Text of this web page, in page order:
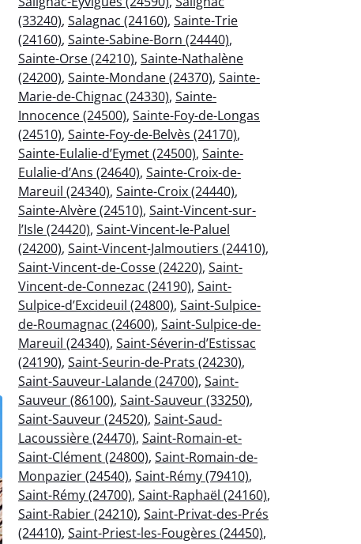
(33240), Salagnac (24160), Sainte-Trie
(24160), Sainte-Sabine-Born (24440),
Sainte-Orse (24210), Sainte-Nathalène
(24200), Sainte-Mondane (24370), Sainte-
Marie-de-Chignac (24330), Sainte-
Innocence (24500), Sainte-Foy-de-Longas
(24510), Sainte-Foy-de-Belvès (24170),
Sainte-Eulalie-d’Eymet (24500), Sainte-
Eulalie-d’Ans (24640), Sainte-Croix-de-
Mareuil (24340), Sainte-Croix (24440),
Sainte-Alvère (24510), Saint-Vincent-sur-
l’Isle (24420), Saint-Vincent-le-Paluel
(24200), Saint-Vincent-Jalmoutiers (24410),
Saint-Vincent-de-Cosse (24220), Saint-
Vincent-de-Connezac (24190), Saint-
Sulpice-d’Excideuil (24800), Saint-Sulpice-
de-Roumagnac (24600), Saint-Sulpice-de-
Mareuil (24340), Saint-Séverin-d’Estissac
(24190), Saint-Seurin-de-Prats (24230),
Saint-Sauveur-Lalande (24700), Saint-
Sauveur (86100), Saint-Sauveur (33250),
Saint-Sauveur (24520), Saint-Saud-
Lacoussière (24470), Saint-Romain-et-
Saint-Clément (24800), Saint-Romain-de-
Monpazier (24540), Saint-Rémy (79410),
Saint-Rémy (24700), Saint-Raphaël (24160),
Saint-Rabier (24210), Saint-Privat-des-Prés
(24410), Saint-Priest-les-Fougères (24450),